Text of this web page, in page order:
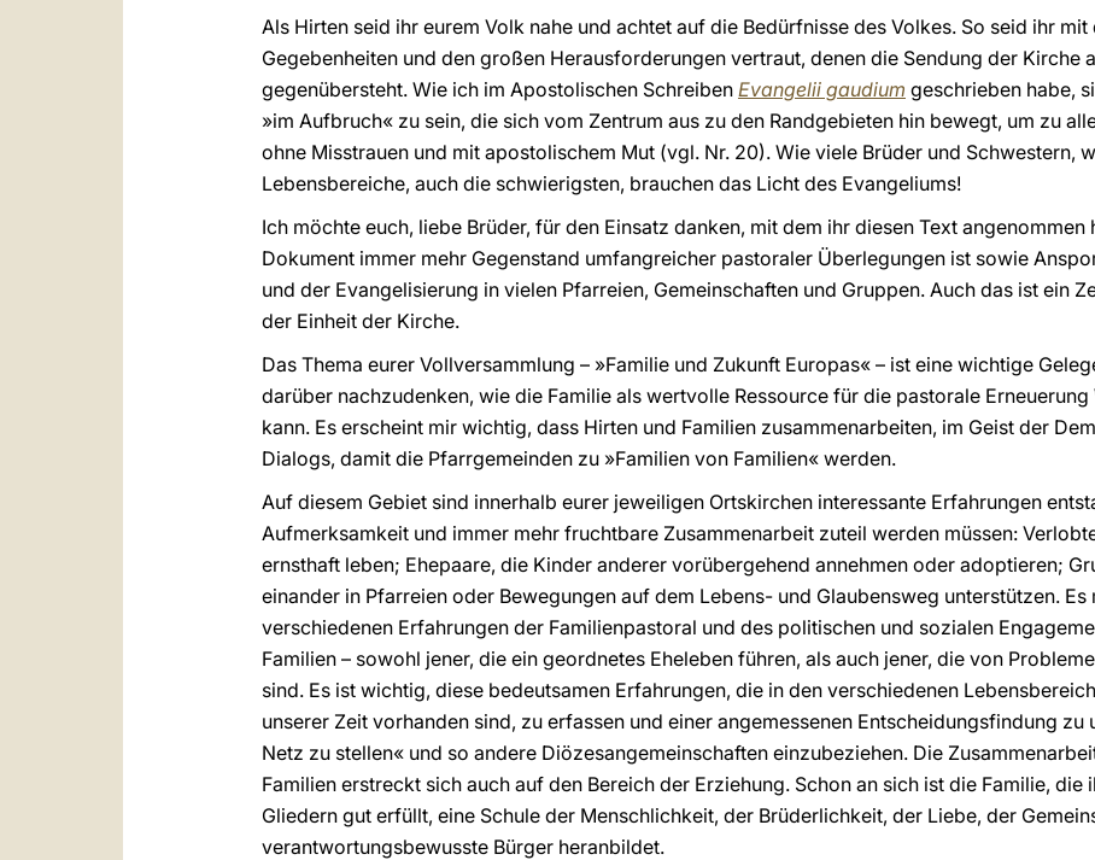
Als Hirten seid ihr eurem Volk nahe und achtet auf die Bedürfnisse des Volkes. So seid ihr
Gegebenheiten und den großen Herausforderungen vertraut, denen die Sendung der Kirche
gegenübersteht. Wie ich im Apostolischen Schreiben Evangelii gaudium geschrieben habe,
»im Aufbruch« zu sein, die sich vom Zentrum aus zu den Randgebieten hin bewegt, um zu
ohne Misstrauen und mit apostolischem Mut (vgl. Nr. 20). Wie viele Brüder und Schwestern,
Lebensbereiche, auch die schwierigsten, brauchen das Licht des Evangeliums!
Ich möchte euch, liebe Brüder, für den Einsatz danken, mit dem ihr diesen Text angenommen
Dokument immer mehr Gegenstand umfangreicher pastoraler Überlegungen ist sowie
und der Evangelisierung in vielen Pfarreien, Gemeinschaften und Gruppen. Auch das ist ein
der Einheit der Kirche.
Das Thema eurer Vollversammlung – »Familie und Zukunft Europas« – ist eine wichtige
darüber nachzudenken, wie die Familie als wertvolle Ressource für die pastorale
kann. Es erscheint mir wichtig, dass Hirten und Familien zusammenarbeiten, im Geist der
Dialogs, damit die Pfarrgemeinden zu »Familien von Familien« werden.
Auf diesem Gebiet sind innerhalb eurer jeweiligen Ortskirchen interessante Erfahrungen
Aufmerksamkeit und immer mehr fruchtbare Zusammenarbeit zuteil werden müssen:
ernsthaft leben; Ehepaare, die Kinder anderer vorübergehend annehmen oder adoptieren;
einander in Pfarreien oder Bewegungen auf dem Lebens- und Glaubensweg unterstützen. Es
verschiedenen Erfahrungen der Familienpastoral und des politischen und sozialen
Familien – sowohl jener, die ein geordnetes Eheleben führen, als auch jener, die von
sind. Es ist wichtig, diese bedeutsamen Erfahrungen, die in den verschiedenen
unserer Zeit vorhanden sind, zu erfassen und einer angemessenen Entscheidungsfindung zu
Netz zu stellen« und so andere Diözesangemeinschaften einzubeziehen. Die
Familien erstreckt sich auch auf den Bereich der Erziehung. Schon an sich ist die Familie, die
Gliedern gut erfüllt, eine Schule der Menschlichkeit, der Brüderlichkeit, der Liebe, der
verantwortungsbewusste Bürger heranbildet.